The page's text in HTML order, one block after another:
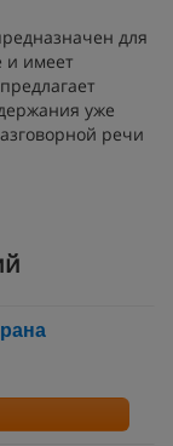
для
и имеет
уже
речи